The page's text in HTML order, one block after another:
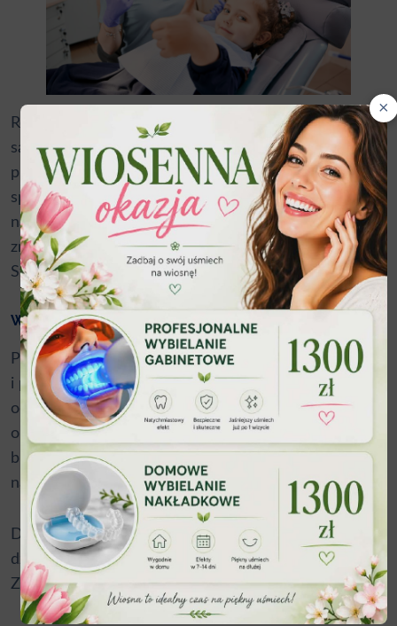
Regularne wizyty w gabinecie dentysty dziecięcego
są kluczowe w profilaktyce próchnicy oraz innych
problemów zdrowotnych jamy ustnej. Regularne
spotkania z dentystą pomagają też wyrobić zdrowe
nawyki higieniczne. Więcej informacji na ten temat
znajdziesz na stroniePolskiego Towarzystwa
Stomatologii Dziecięcej.
Wnioski
Pierwsza wizyta u dentysty może być przyjemnym
i pozytywnym doświadczeniem. Dzięki
odpowiedniemu przygotowaniu, rozmowom
oraz pozytywnemu nastawieniu, dziecko może
budować zdrową relację z dentystą, co przekłada się
na zdrowe zęby i piękny uśmiech w przyszłości.
Dodatkowe porady na temat zdrowia jamy ustnej
dzieci znajdziesz również na stronieAkademii
Zdrowego Uśmiechu.
×